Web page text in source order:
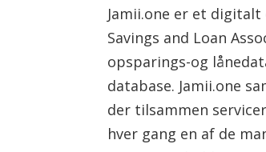
Jamii.one er et
Savings and Loan
opsparings-og
database. Jamii.one
der tilsammen
hver gang en af ​​de